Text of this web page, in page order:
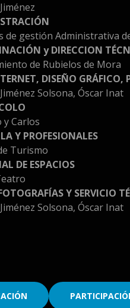
de gestión Administrativa
y DIRECCION
de Rubielos de Mora
DISEÑO
Solsona, Óscar Inat
y Carlos
Y PROFESIONALES
Turismo
DE ESPACIOS
Y SERVICIO
Solsona, Óscar Inat